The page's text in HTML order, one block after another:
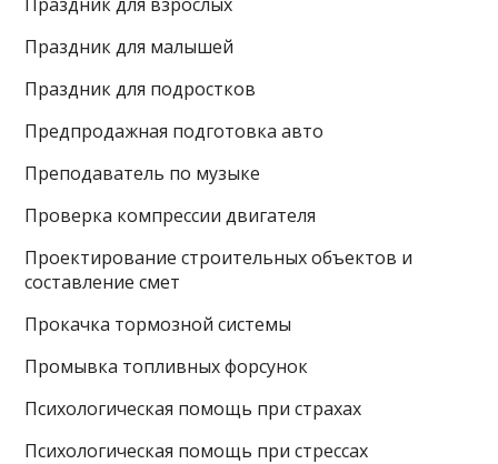
Праздник для малышей
Праздник для подростков
Предпродажная подготовка авто
Преподаватель по музыке
Проверка компрессии двигателя
Проектирование строительных объектов и
составление смет
Прокачка тормозной системы
Промывка топливных форсунок
Психологическая помощь при страхах
Психологическая помощь при стрессах